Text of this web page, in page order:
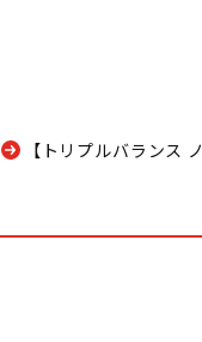
【トリプルバランス